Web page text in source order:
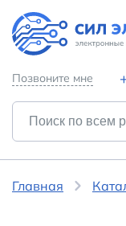
Позвоните мне
Главная